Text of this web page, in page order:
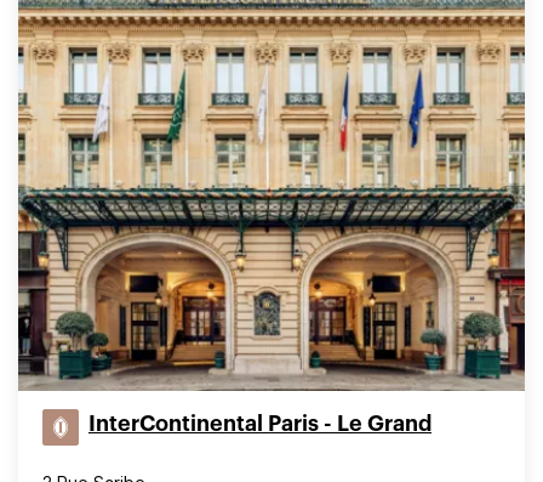
InterContinental Paris - Le Grand